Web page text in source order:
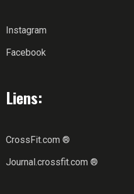
Instagram
Facebook
Liens:
CrossFit.com ®
Journal.crossfit.com ®